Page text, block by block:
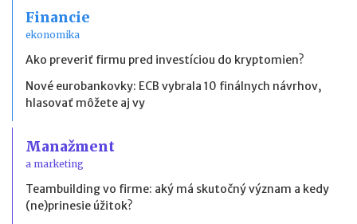
Financie
ekonomika
Ako preveriť firmu pred investíciou do kryptomien?
Nové eurobankovky: ECB vybrala 10 finálnych návrhov,
hlasovať môžete aj vy
Manažment
a marketing
Teambuilding vo firme: aký má skutočný význam a kedy
(ne)prinesie úžitok?